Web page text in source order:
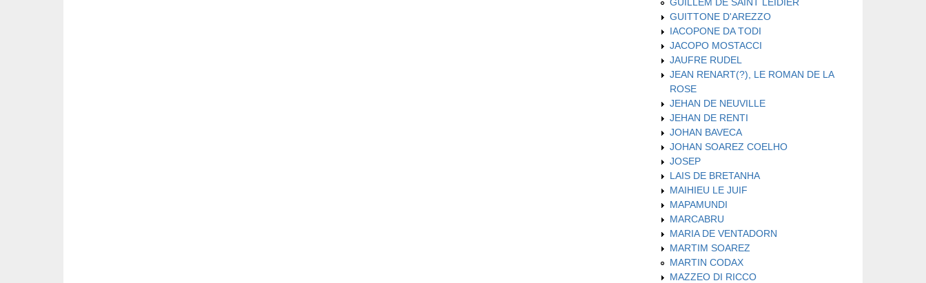
GUITTONE D'AREZZO
IACOPONE DA TODI
JACOPO MOSTACCI
JAUFRE RUDEL
JEAN RENART(?), LE ROMAN DE LA
ROSE
JEHAN DE NEUVILLE
JEHAN DE RENTI
JOHAN BAVECA
JOHAN SOAREZ COELHO
JOSEP
LAIS DE BRETANHA
MAIHIEU LE JUIF
MAPAMUNDI
MARCABRU
MARIA DE VENTADORN
MARTIM SOAREZ
MARTIN CODAX
MAZZEO DI RICCO